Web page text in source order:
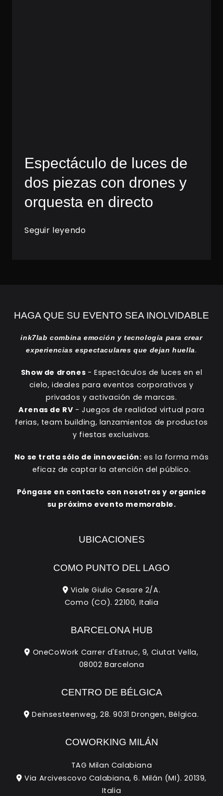
Espectáculo de luces de
dos piezas con drones y
orquesta en directo
Seguir leyendo
HAGA QUE SU EVENTO SEA INOLVIDABLE
ink7lab combina emoción y tecnología para crear
experiencias espectaculares que dejan huella.
Show de drones - Espectáculos de luces en el
cielo, ideales para eventos corporativos y
privados y activación de marcas.
Arenas de RV - Juegos de realidad virtual para
ferias, team building, lanzamientos de productos
y fiestas exclusivas.
No se trata sólo de innovación: es la forma más
eficaz de captar la atención del público.
Póngase en contacto con nosotros y organice
su próximo evento memorable.
UBICACIONES
COMO PUNTO DEL LAGO
Viale Giulio Cesare 2/A.
Como (CO). 22100, Italia
BARCELONA HUB
OneCoWork Carrer d'Estruc, 9, Ciutat Vella,
08002 Barcelona
CENTRO DE BÉLGICA
Deinsesteenweg, 28. 9031 Drongen, Bélgica.
COWORKING MILÁN
TAG Milan Calabiana
Via Arcivescovo Calabiana, 6. Milán (MI). 20139,
Italia